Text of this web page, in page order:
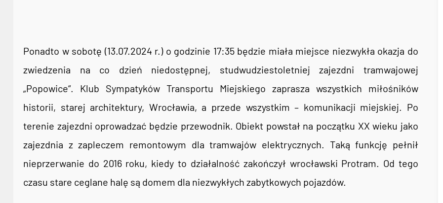
Ponadto w sobotę (13.07.2024 r.) o godzinie 17:35 będzie miała miejsce niezwykła okazja do
zwiedzenia na co dzień niedostępnej, studwudziestoletniej zajezdni tramwajowej
„Popowice“. Klub Sympatyków Transportu Miejskiego zaprasza wszystkich miłośników
historii, starej architektury, Wrocławia, a przede wszystkim – komunikacji miejskiej. Po
terenie zajezdni oprowadzać będzie przewodnik. Obiekt powstał na początku XX wieku jako
zajezdnia z zapleczem remontowym dla tramwajów elektrycznych. Taką funkcję pełnił
nieprzerwanie do 2016 roku, kiedy to działalność zakończył wrocławski Protram. Od tego
czasu stare ceglane halę są domem dla niezwykłych zabytkowych pojazdów.